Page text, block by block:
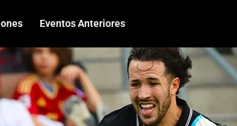
Eventos Anteriores